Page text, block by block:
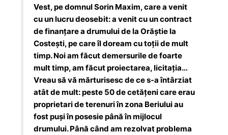
Vest, pe domnul Sorin Maxim, care a venit
cu un lucru deosebit: a venit cu un contract
de finanțare a drumului de la Orăștie la
Costești, pe care îl doream cu toții de mult
timp. Noi am făcut demersurile de foarte
mult timp, am făcut proiectarea, licitația…
Vreau să vă mărturisesc de ce s-a întârziat
atât de mult: peste 50 de cetățeni care erau
proprietari de terenuri în zona Beriului au
fost puși în posesie până în mijlocul
drumului. Până când am rezolvat problema